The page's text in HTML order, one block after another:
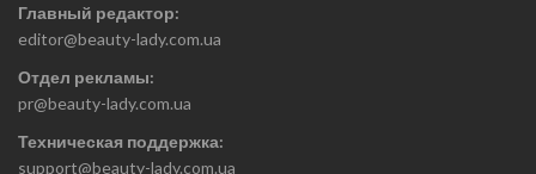
Главный редактор:
editor@beauty-lady.com.ua
Отдел рекламы:
pr@beauty-lady.com.ua
Техническая поддержка:
support@beauty-lady.com.ua